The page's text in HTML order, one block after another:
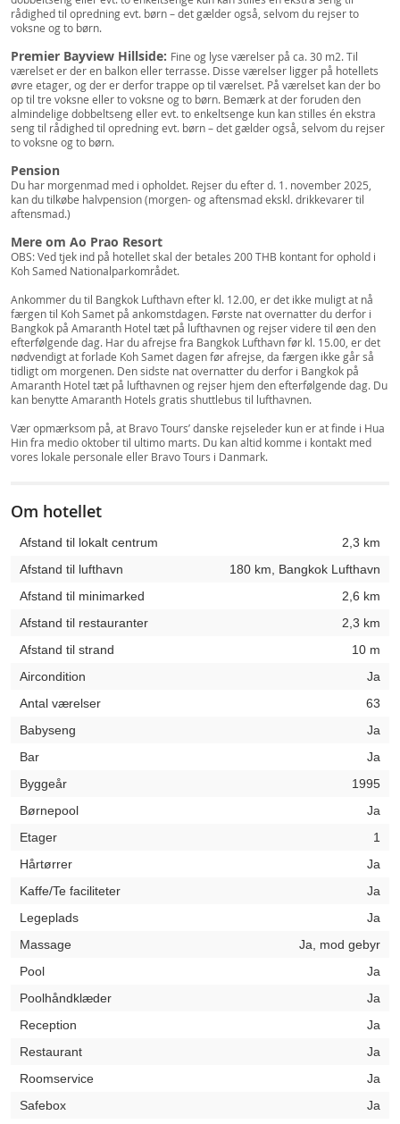
rådighed til opredning evt. børn – det gælder også, selvom du rejser to
voksne og to børn.
Premier Bayview Hillside: Fine og lyse værelser på ca. 30 m2. Til
værelset er der en balkon eller terrasse. Disse værelser ligger på hotellets
øvre etager, og der er derfor trappe op til værelset. På værelset kan der bo
op til tre voksne eller to voksne og to børn. Bemærk at der foruden den
almindelige dobbeltseng eller evt. to enkeltsenge kun kan stilles én ekstra
seng til rådighed til opredning evt. børn – det gælder også, selvom du rejser
to voksne og to børn.
Pension
Du har morgenmad med i opholdet. Rejser du efter d. 1. november 2025,
kan du tilkøbe halvpension (morgen- og aftensmad ekskl. drikkevarer til
aftensmad.)
Mere om Ao Prao Resort
OBS: Ved tjek ind på hotellet skal der betales 200 THB kontant for ophold i
Koh Samed Nationalparkområdet.
Ankommer du til Bangkok Lufthavn efter kl. 12.00, er det ikke muligt at nå
færgen til Koh Samet på ankomstdagen. Første nat overnatter du derfor i
Bangkok på Amaranth Hotel tæt på lufthavnen og rejser videre til øen den
efterfølgende dag. Har du afrejse fra Bangkok Lufthavn før kl. 15.00, er det
nødvendigt at forlade Koh Samet dagen før afrejse, da færgen ikke går så
tidligt om morgenen. Den sidste nat overnatter du derfor i Bangkok på
Amaranth Hotel tæt på lufthavnen og rejser hjem den efterfølgende dag. Du
kan benytte Amaranth Hotels gratis shuttlebus til lufthavnen.
Vær opmærksom på, at Bravo Tours’ danske rejseleder kun er at finde i Hua
Hin fra medio oktober til ultimo marts. Du kan altid komme i kontakt med
vores lokale personale eller Bravo Tours i Danmark.
Om hotellet
Afstand til lokalt centrum
2,3 km
Afstand til lufthavn
180 km, Bangkok Lufthavn
Afstand til minimarked
2,6 km
Afstand til restauranter
2,3 km
Afstand til strand
10 m
Aircondition
Ja
Antal værelser
63
Babyseng
Ja
Bar
Ja
Byggeår
1995
Børnepool
Ja
Etager
1
Hårtørrer
Ja
Kaffe/Te faciliteter
Ja
Legeplads
Ja
Massage
Ja, mod gebyr
Pool
Ja
Poolhåndklæder
Ja
Reception
Ja
Restaurant
Ja
Roomservice
Ja
Safebox
Ja